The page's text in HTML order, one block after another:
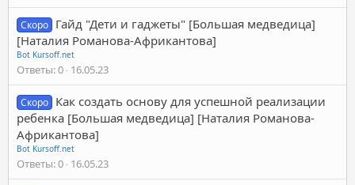
Скоро Гайд "Дети и гаджеты" [Большая медведица]
[Наталия Романова-Африкантова]
Bot Kursoff.net
Ответы 0 16.05.23
Скоро Как создать основу для успешной реализации
ребенка [Большая медведица] [Наталия Романова-
Африкантова]
Bot Kursoff.net
Ответы 0 16.05.23